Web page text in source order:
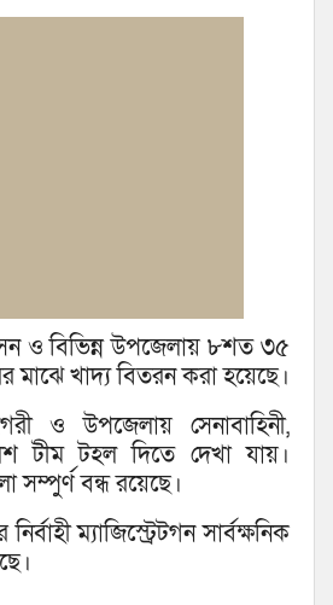
ও বিভিন্ন উপজেলায় ৮শত ৩৫
মাঝে খাদ্য বিতরন করা হয়েছে।
ও উপজেলায় সেনাবাহিনী,
টীম টহল দিতে দেখা যায়।
বন্ধ রয়েছে।
ম্যাজিস্ট্রেটগন সার্বক্ষনিক